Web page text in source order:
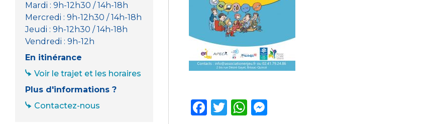
F
T
W
Mardi : 9h-12h30 / 14h-18h
Mercredi : 9h-12h30 / 14h-18h
Jeudi : 9h-12h30 / 14h-18h
Vendredi : 9h-12h
En itinérance
Voir le trajet et les horaires
Plus d'informations ?
Contactez-nous